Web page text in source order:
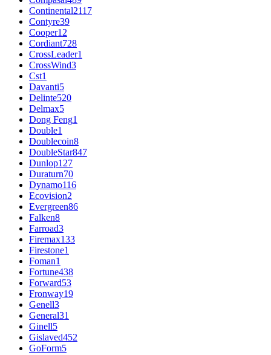
Continental2117
Contyre39
Cooper12
Cordiant728
CrossLeader1
CrossWind3
Cst1
Davanti5
Delinte520
Delmax5
Dong Feng1
Double1
Doublecoin8
DoubleStar847
Dunlop127
Duraturn70
Dynamo116
Ecovision2
Evergreen86
Falken8
Farroad3
Firemax133
Firestone1
Foman1
Fortune438
Forward53
Fronway19
Genell3
General31
Ginell5
Gislaved452
GoForm5